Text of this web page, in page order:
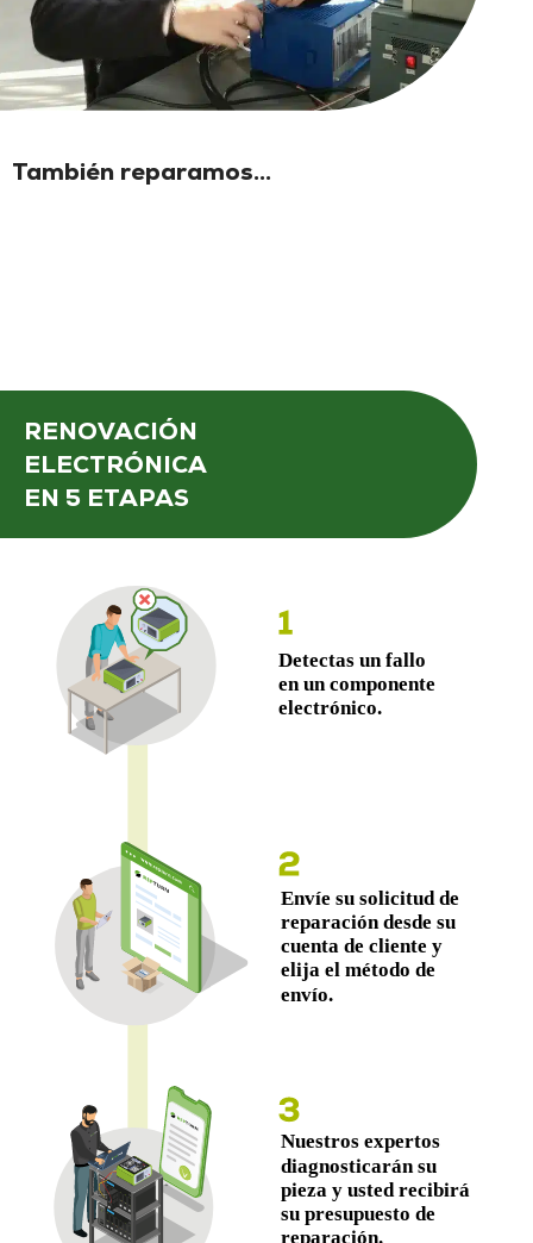
También reparamos...
RENOVACIÓN
ELECTRÓNICA
EN 5 ETAPAS